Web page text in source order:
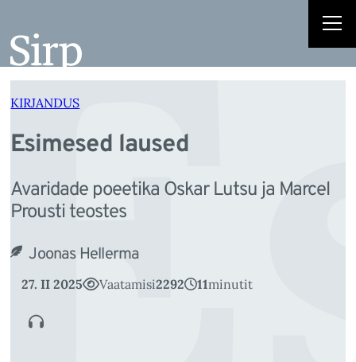
juurde
KIRJANDUS
Esimesed laused
Avaridade poeetika Oskar Lutsu ja Marcel
Prousti teostes
Joonas Hellerma
27. II 2025 Vaatamisi2292 11minutit